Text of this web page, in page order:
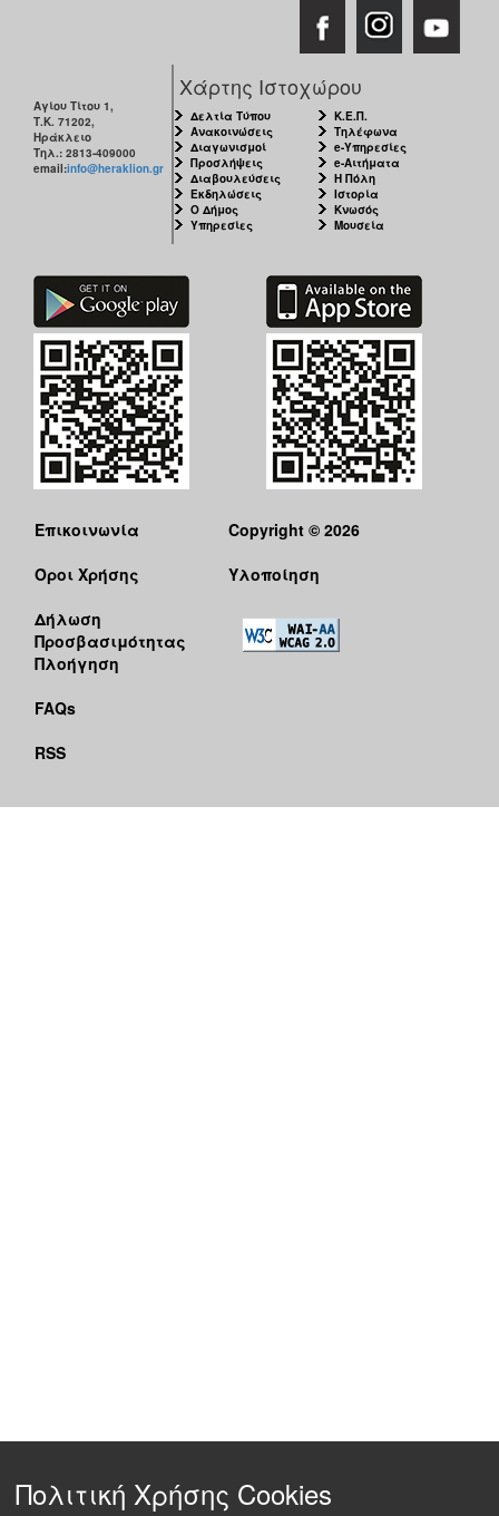
Αγίου Τίτου 1,
Τ.Κ. 71202,
Ηράκλειο
Τηλ.: 2813-409000
email:info@heraklion.gr
Χάρτης Ιστοχώρου
Δελτία Τύπου
Ανακοινώσεις
Διαγωνισμοί
Προσλήψεις
Διαβουλεύσεις
Εκδηλώσεις
Ο Δήμος
Υπηρεσίες
Κ.Ε.Π.
Τηλέφωνα
e-Υπηρεσίες
e-Αιτήματα
Η Πόλη
Ιστορία
Κνωσός
Μουσεία
Επικοινωνία
Όροι Χρήσης
Δήλωση
Προσβασιμότητας
Πλοήγηση
FAQs
RSS
Copyright © 2026
Υλοποίηση
Πολιτική Χρήσης Cookies